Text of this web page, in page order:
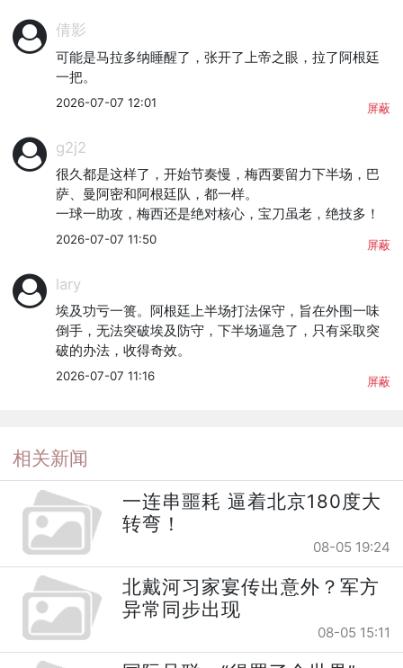
倩影
可能是马拉多纳睡醒了，张开了上帝之眼，拉了阿根廷
一把。
2026-07-07 12:01 屏蔽
g2j2
很久都是这样了，开始节奏慢，梅西要留力下半场，巴
萨、曼阿密和阿根廷队，都一样。
一球一助攻，梅西还是绝对核心，宝刀虽老，绝技多！
2026-07-07 11:50 屏蔽
lary
埃及功亏一篑。阿根廷上半场打法保守，旨在外围一味
倒手，无法突破埃及防守，下半场逼急了，只有采取突
破的办法，收得奇效。
2026-07-07 11:16 屏蔽
相关新闻
一连串噩耗 逼着北京180度大
转弯！
08-05 19:24
北戴河习家宴传出意外？军方
异常同步出现
08-05 15:11